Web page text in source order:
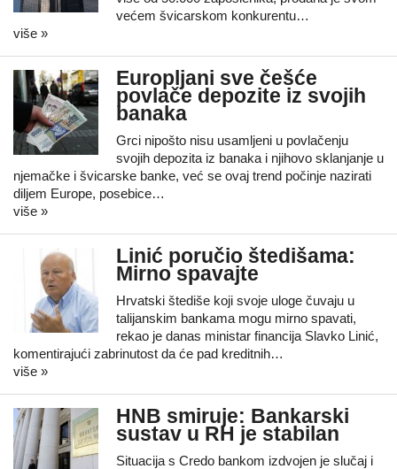
većem švicarskom konkurentu…
više »
Europljani sve češće
povlače depozite iz svojih
banaka
Grci nipošto nisu usamljeni u povlačenju
svojih depozita iz banaka i njihovo sklanjanje u
njemačke i švicarske banke, već se ovaj trend počinje nazirati
diljem Europe, posebice…
više »
Linić poručio štedišama:
Mirno spavajte
Hrvatski štediše koji svoje uloge čuvaju u
talijanskim bankama mogu mirno spavati,
rekao je danas ministar financija Slavko Linić,
komentirajući zabrinutost da će pad kreditnih…
više »
HNB smiruje: Bankarski
sustav u RH je stabilan
Situacija s Credo bankom izdvojen je slučaj i